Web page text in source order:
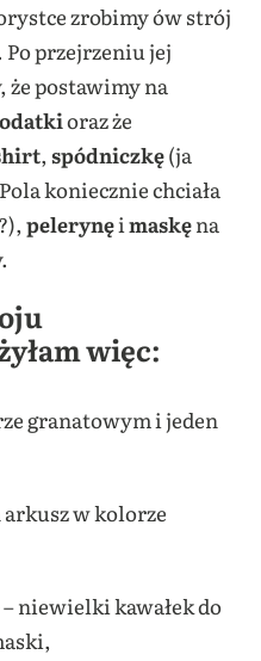
zrobimy ów strój
Po przejrzeniu jej
że postawimy na
oraz że
,spódniczkę(ja
koniecznie chciała
pelerynęimaskęna
więc:
granatowym i jeden
arkusz w kolorze
– niewielki kawałek do